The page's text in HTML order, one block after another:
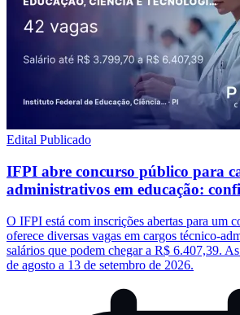
Edital Publicado
IFPI abre concurso público para
administrativos em educação:
O IFPI está com inscrições abertas para um
oferece diversas vagas em cargos técnico-
salários que podem chegar a R$ 6.407,39.
de agosto a 13 de setembro de 2026.